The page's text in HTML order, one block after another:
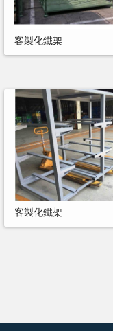
客製化鐵架
客製化鐵架